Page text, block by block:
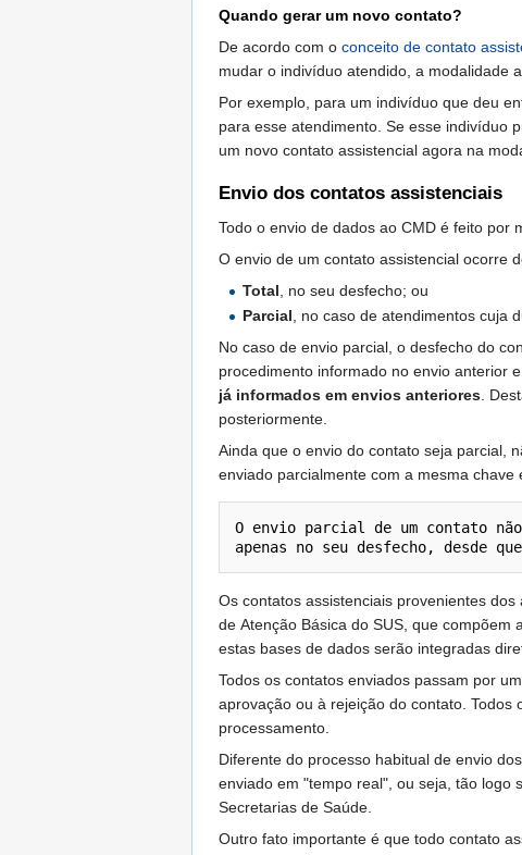
Quando gerar um novo contato?
De acordo com o conceito de contato
mudar o indivíduo atendido, a modalidade
Por exemplo, para um indivíduo que deu
para esse atendimento. Se esse indivíduo
um novo contato assistencial agora na
Envio dos contatos assistenciais
Todo o envio de dados ao CMD é feito por
O envio de um contato assistencial ocorre
Total , no seu desfecho; ou
Parcial , no caso de atendimentos cuja
No caso de envio parcial, o desfecho do
procedimento informado no envio anterior
já informados em envios anteriores .
posteriormente.
Ainda que o envio do contato seja parcial,
enviado parcialmente com a mesma
O envio parcial de um contato
apenas no seu desfecho, desde
Os contatos assistenciais provenientes
de Atenção Básica do SUS, que compõem
estas bases de dados serão integradas
Todos os contatos enviados passam por
aprovação ou à rejeição do contato.
processamento.
Diferente do processo habitual de envio
enviado em "tempo real", ou seja, tão logo
Secretarias de Saúde.
Outro fato importante é que todo contato